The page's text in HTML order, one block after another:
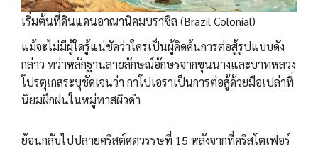
เริ่มต้นที่ดินแดนอาณานิคมบราซิล (Brazil Colonial)
แม้จะไม่มีผู้ใดรู้แน่ชัดว่าใครเป็นผู้คิดค้นการต่อสู้รูปแบบดัง
กล่าว ทว่าหลักฐานลายลักษณ์อักษรจากขุนนางและบาทหลวง
โปรตุเกสระบุชัดเจนว่า กาโปเอราเป็นการต่อสู้ด้วยมือเปล่าที่
นิยมฝึกฝนในหมู่ทาสผิวดำ
ย้อนกลับไปปลายคริสต์ศตวรรษที่ 15 หลังจากที่คริสโตเฟอร์